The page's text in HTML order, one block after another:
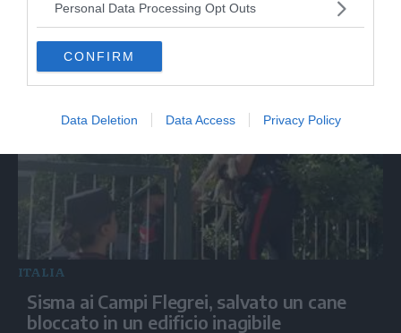
Personal Data Processing Opt Outs
CONFIRM
Data Deletion Data Access Privacy Policy
Perugia, muore in albergo per sospetta
intossicazione da monossido
ITALIA
Sisma ai Campi Flegrei, salvato un cane
bloccato in un edificio inagibile